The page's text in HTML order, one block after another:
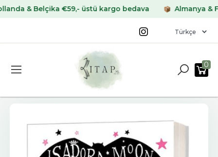
& Belçika €59,- üstü kargo bedava Almanya &
0